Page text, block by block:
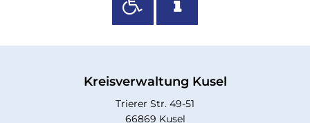
Kreisverwaltung Kusel
Trierer Str. 49-51
66869 Kusel